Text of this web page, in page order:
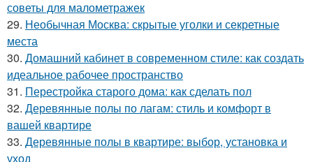
советы для малометражек
29. Необычная Москва: скрытые уголки и секретные
места
30. Домашний кабинет в современном стиле: как создать
идеальное рабочее пространство
31. Перестройка старого дома: как сделать пол
32. Деревянные полы по лагам: стиль и комфорт в
вашей квартире
33. Деревянные полы в квартире: выбор, установка и
уход